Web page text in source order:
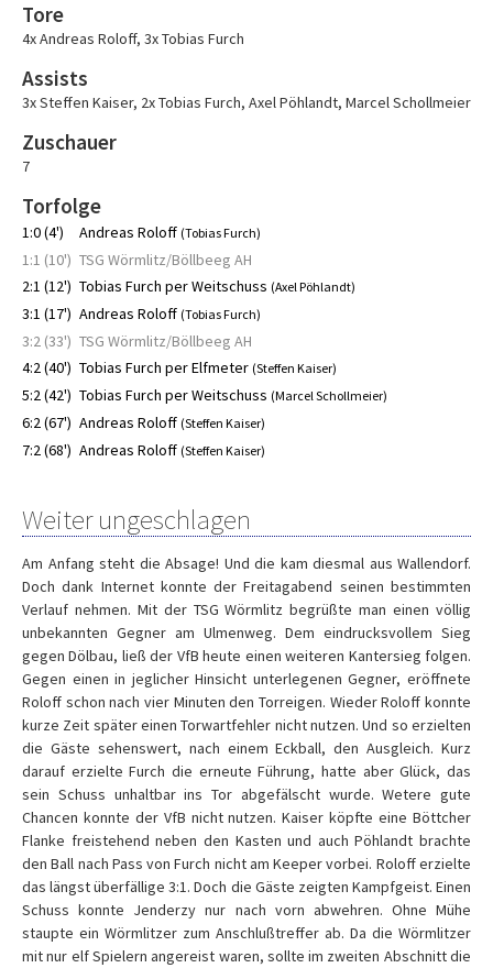
Tore
4x Andreas Roloff, 3x Tobias Furch
Assists
3x Steffen Kaiser, 2x Tobias Furch, Axel Pöhlandt, Marcel Schollmeier
Zuschauer
7
Torfolge
1:0 (4') Andreas Roloff (Tobias Furch)
1:1 (10') TSG Wörmlitz/Böllbeeg AH
2:1 (12') Tobias Furch per Weitschuss (Axel Pöhlandt)
3:1 (17') Andreas Roloff (Tobias Furch)
3:2 (33') TSG Wörmlitz/Böllbeeg AH
4:2 (40') Tobias Furch per Elfmeter (Steffen Kaiser)
5:2 (42') Tobias Furch per Weitschuss (Marcel Schollmeier)
6:2 (67') Andreas Roloff (Steffen Kaiser)
7:2 (68') Andreas Roloff (Steffen Kaiser)
Weiter ungeschlagen
Am Anfang steht die Absage! Und die kam diesmal aus Wallendorf.
Doch dank Internet konnte der Freitagabend seinen bestimmten
Verlauf nehmen. Mit der TSG Wörmlitz begrüßte man einen völlig
unbekannten Gegner am Ulmenweg. Dem eindrucksvollem Sieg
gegen Dölbau, ließ der VfB heute einen weiteren Kantersieg folgen.
Gegen einen in jeglicher Hinsicht unterlegenen Gegner, eröffnete
Roloff schon nach vier Minuten den Torreigen. Wieder Roloff konnte
kurze Zeit später einen Torwartfehler nicht nutzen. Und so erzielten
die Gäste sehenswert, nach einem Eckball, den Ausgleich. Kurz
darauf erzielte Furch die erneute Führung, hatte aber Glück, das
sein Schuss unhaltbar ins Tor abgefälscht wurde. Wetere gute
Chancen konnte der VfB nicht nutzen. Kaiser köpfte eine Böttcher
Flanke freistehend neben den Kasten und auch Pöhlandt brachte
den Ball nach Pass von Furch nicht am Keeper vorbei. Roloff erzielte
das längst überfällige 3:1. Doch die Gäste zeigten Kampfgeist. Einen
Schuss konnte Jenderzy nur nach vorn abwehren. Ohne Mühe
staupte ein Wörmlitzer zum Anschlußtreffer ab. Da die Wörmlitzer
mit nur elf Spielern angereist waren, sollte im zweiten Abschnitt die